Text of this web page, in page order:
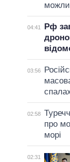
04:41
Рф
03:56
02:58
про
морі
02:31